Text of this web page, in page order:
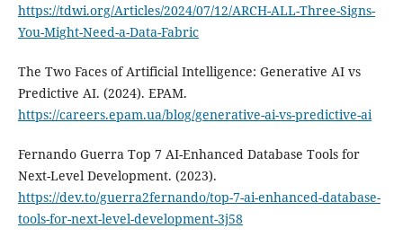
https://tdwi.org/Articles/2024/07/12/ARCH-ALL-Three-Signs-
You-Might-Need-a-Data-Fabric
The Two Faces of Artificial Intelligence: Generative AI vs
Predictive AI. (2024). EPAM.
https://careers.epam.ua/blog/generative-ai-vs-predictive-ai
Fernando Guerra Top 7 AI-Enhanced Database Tools for
Next-Level Development. (2023).
https://dev.to/guerra2fernando/top-7-ai-enhanced-database-
tools-for-next-level-development-3j58